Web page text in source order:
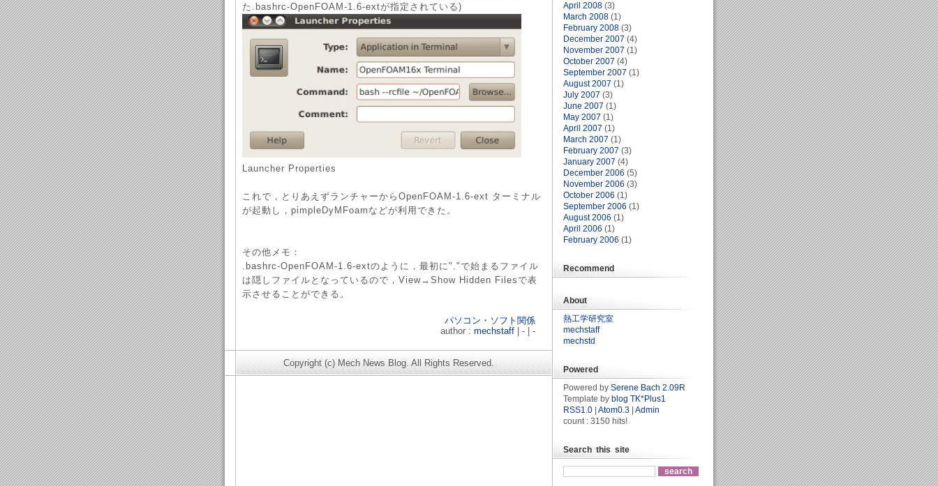
た.bashrc-OpenFOAM-1.6-extが指定されている)
Launcher Properties
これで，とりあえずランチャーからOpenFOAM-1.6-ext ターミナル
が起動し，pimpleDyMFoamなどが利用できた。
その他メモ：
.bashrc-OpenFOAM-1.6-extのように，最初に"."で始まるファイル
は隠しファイルとなっているので，View→Show Hidden Filesで表
示させることができる。
パソコン・ソフト関係
author : mechstaff | - | -
Copyright (c) Mech News Blog. All Rights Reserved.
April 2008 (3)
March 2008 (1)
February 2008 (3)
December 2007 (4)
November 2007 (1)
October 2007 (4)
September 2007 (1)
August 2007 (1)
July 2007 (3)
June 2007 (1)
May 2007 (1)
April 2007 (1)
March 2007 (1)
February 2007 (3)
January 2007 (4)
December 2006 (5)
November 2006 (3)
October 2006 (1)
September 2006 (1)
August 2006 (1)
April 2006 (1)
February 2006 (1)
Recommend
About
熱工学研究室
mechstaff
mechstd
Powered
Powered by Serene Bach 2.09R
Template by blog TK*Plus1
RSS1.0 Atom0.3 Admin
count : 3150 hits!
Search this site